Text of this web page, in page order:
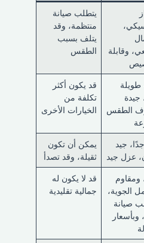
وقابلة
يتطلب صيانة
منتظمة، وقد
يتلف بسبب
الطقس
الطقس
قد يكون أكثر
تكلفة من
الخيارات الأخرى
جيد
عزل جيد
يمكن أن تكون
ثقيلة، وقد تصدأ
الجوية،
صيانة
قد لا يكون له
جمالية تقليدية